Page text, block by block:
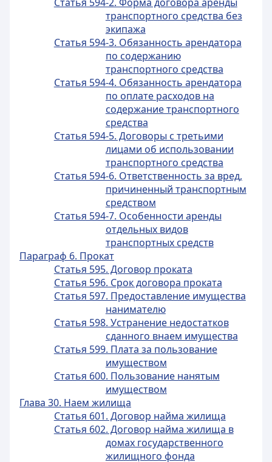
транспортного средства без
экипажа
Статья 594-3. Обязанность арендатора
по содержанию
транспортного средства
Статья 594-4. Обязанность арендатора
по оплате расходов на
содержание транспортного
средства
Статья 594-5. Договоры с третьими
лицами об использовании
транспортного средства
Статья 594-6. Ответственность за вред,
причиненный транспортным
средством
Статья 594-7. Особенности аренды
отдельных видов
транспортных средств
Параграф 6. Прокат
Статья 595. Договор проката
Статья 596. Срок договора проката
Статья 597. Предоставление имущества
нанимателю
Статья 598. Устранение недостатков
сданного внаем имущества
Статья 599. Плата за пользование
имуществом
Статья 600. Пользование нанятым
имуществом
Глава 30. Наем жилища
Статья 601. Договор найма жилища
Статья 602. Договор найма жилища в
домах государственного
жилищного фонда